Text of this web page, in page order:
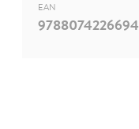
EAN
9788074226694